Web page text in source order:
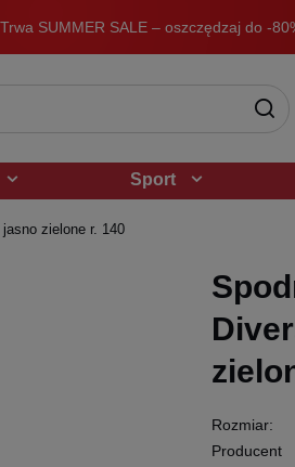
Trwa SUMMER SALE – oszczędzaj do -
Sport
zielone r. 140
Rozmiar:
Producent